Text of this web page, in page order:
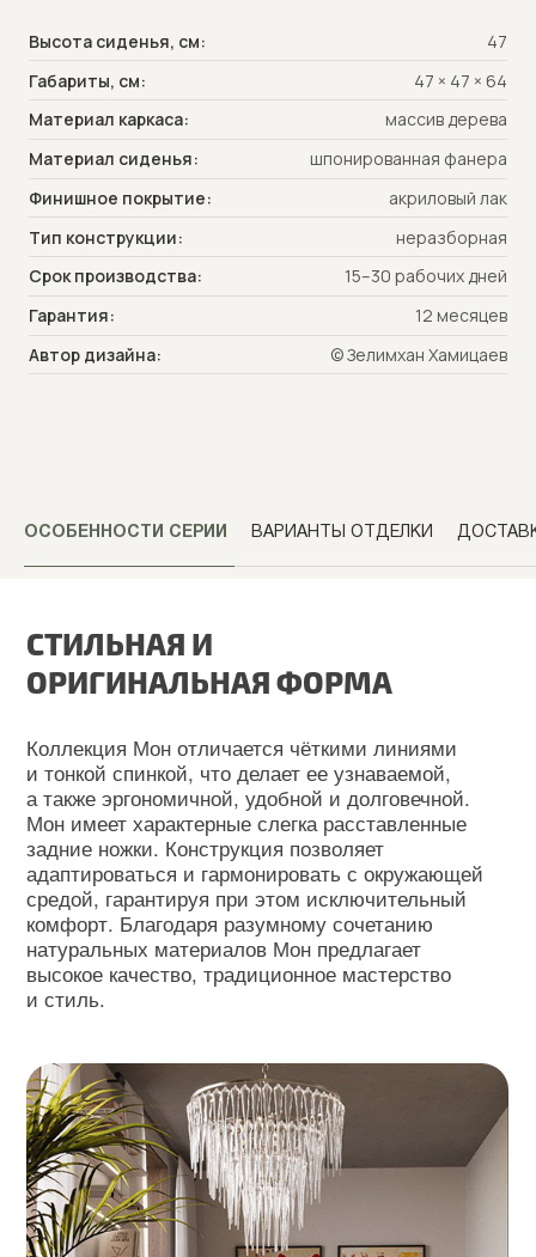
Высота сиденья, см:
47
Габариты, см:
47 × 47 × 64
Материал каркаса:
массив дерева
Материал сиденья:
шпонированная фанера
Финишное покрытие:
акриловый лак
Тип конструкции:
неразборная
Срок производства:
15–30 рабочих дней
Гарантия:
12 месяцев
Автор дизайна:
© Зелимхан Хамицаев
ОСОБЕННОСТИ СЕРИИ ВАРИАНТЫ ОТДЕЛКИ
ИЗГОТОВИМ В ЛЮБОМ ВАРИАНТЕ
высокое качество, традиционное мастерство
и стиль.